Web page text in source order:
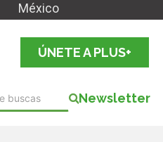
México
ÚNETE A PLUS+
Newsletter